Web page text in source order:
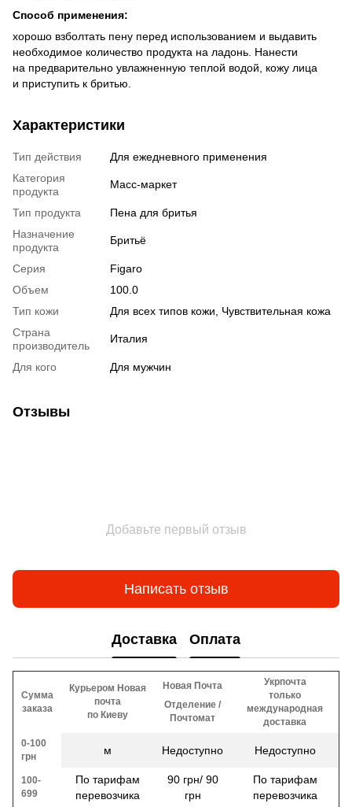
Способ применения:
хорошо взболтать пену перед использованием и выдавить
необходимое количество продукта на ладонь. Нанести
на предварительно увлажненную теплой водой, кожу лица
и приступить к бритью.
Характеристики
Тип действия
Для ежедневного применения
Категория
продукта
Масс-маркет
Тип продукта
Пена для бритья
Назначение
продукта
Бритьё
Серия
Figaro
Объем
100.0
Тип кожи
Для всех типов кожи, Чувствительная кожа
Страна
производитель
Италия
Для кого Для мужчин
Отзывы
Добавьте первый отзыв
Написать отзыв
Доставка Оплата
Сумма
заказа
Курьером Новая
почта
по Киеву
Новая Почта
Отделение /
Почтомат
Укрпочта
только
международная
доставка
0-100
грн
м Недоступно Недоступно
100-
699
По тарифам
перевозчика
90 грн/ 90
грн
По тарифам
перевозчика